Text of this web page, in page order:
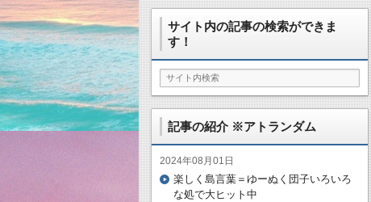
サイト内の記事の検索ができま
す！
記事の紹介 ※アトランダム
2024年08月01日
楽しく島言葉＝ゆーぬく団子いろいろ
な処で大ヒット中